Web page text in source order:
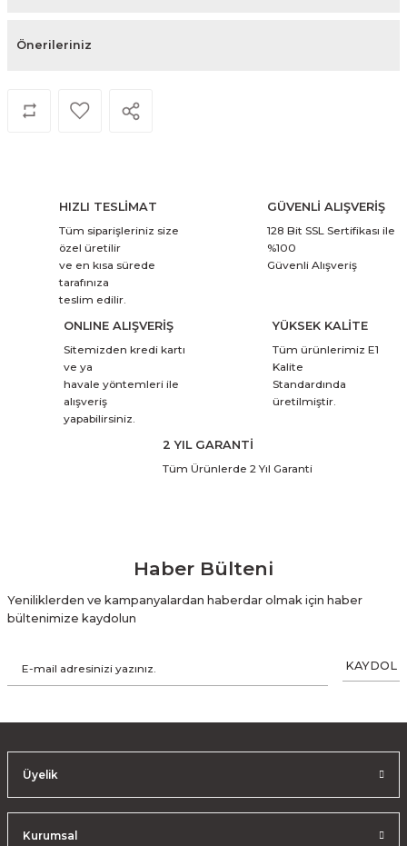
Önerileriniz
HIZLI TESLİMAT
Tüm siparişleriniz size
özel üretilir
ve en kısa sürede
tarafınıza
teslim edilir.
GÜVENLİ ALIŞVERİŞ
128 Bit SSL Sertifikası ile
%100
Güvenli Alışveriş
ONLINE ALIŞVERİŞ
Sitemizden kredi kartı
ve ya
havale yöntemleri ile
alışveriş
yapabilirsiniz.
YÜKSEK KALİTE
Tüm ürünlerimiz E1
Kalite
Standardında
üretilmiştir.
2 YIL GARANTİ
Tüm Ürünlerde 2 Yıl Garanti
Haber Bülteni
Yeniliklerden ve kampanyalardan haberdar olmak için haber
bültenimize kaydolun
KAYDOL
Üyelik
Kurumsal